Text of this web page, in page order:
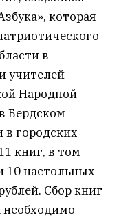
которая
в
учителей
Народной
Бердском
городских
книг, в том
10 настольных
Сбор книг
необходимо